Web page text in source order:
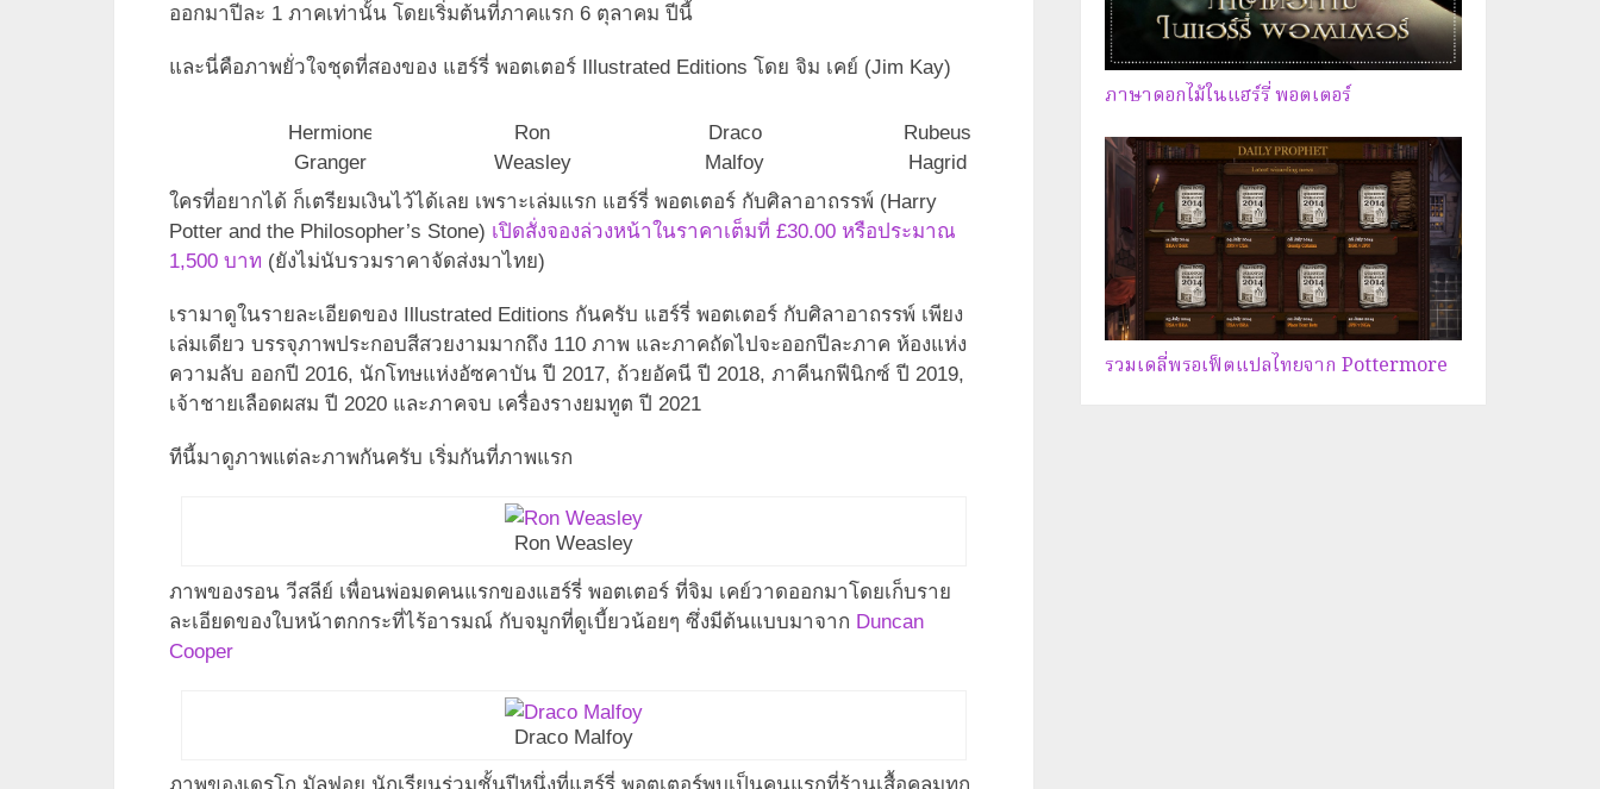
ออกมาปีละ 1 ภาคเท่านั้น โดยเริ่มต้นที่ภาคแรก 6 ตุลาคม ปีนี้
และนี่คือภาพยั่วใจชุดที่สองของ แฮร์รี่ พอตเตอร์ Illustrated Editions โดย จิม เคย์ (Jim Kay)
Hermione
Granger
Ron
Weasley
Draco
Malfoy
Rubeus
Hagrid
ใครที่อยากได้ ก็เตรียมเงินไว้ได้เลย เพราะเล่มแรก แฮร์รี่ พอตเตอร์ กับศิลาอาถรรพ์ (Harry
Potter and the Philosopher’s Stone) เปิดสั่งจองล่วงหน้าในราคาเต็มที่ £30.00 หรือประมาณ
1,500 บาท (ยังไม่นับรวมราคาจัดส่งมาไทย)
เรามาดูในรายละเอียดของ Illustrated Editions กันครับ แฮร์รี่ พอตเตอร์ กับศิลาอาถรรพ์ เพียง
เล่มเดียว บรรจุภาพประกอบสีสวยงามมากถึง 110 ภาพ และภาคถัดไปจะออกปีละภาค ห้องแห่ง
ความลับ ออกปี 2016, นักโทษแห่งอัซคาบัน ปี 2017, ถ้วยอัคนี ปี 2018, ภาคีนกฟีนิกซ์ ปี 2019,
เจ้าชายเลือดผสม ปี 2020 และภาคจบ เครื่องรางยมทูต ปี 2021
ทีนี้มาดูภาพแต่ละภาพกันครับ เริ่มกันที่ภาพแรก
Ron Weasley
ภาพของรอน วีสลีย์ เพื่อนพ่อมดคนแรกของแฮร์รี่ พอตเตอร์ ที่จิม เคย์วาดออกมาโดยเก็บราย
ละเอียดของใบหน้าตกกระที่ไร้อารมณ์ กับจมูกที่ดูเบี้ยวน้อยๆ ซึ่งมีต้นแบบมาจาก Duncan
Cooper
Draco Malfoy
ภาษาดอกไม้ในแฮร์รี่ พอตเตอร์
รวมเดลี่พรอเฟ็ตแปลไทยจาก Pottermore